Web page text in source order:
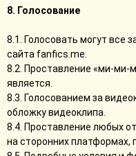
8. Голосование
8.1. Голосовать могут все
сайта fanfics.me.
8.2. Проставление «ми-ми-
является.
8.3. Голосованием за
обложку видеоклипа.
8.4. Проставление любых
на сторонних платформах,